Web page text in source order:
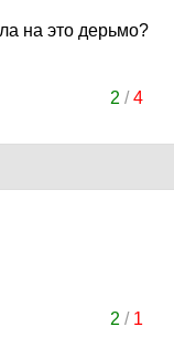
на это дерьмо?
2 /4
2 / 1